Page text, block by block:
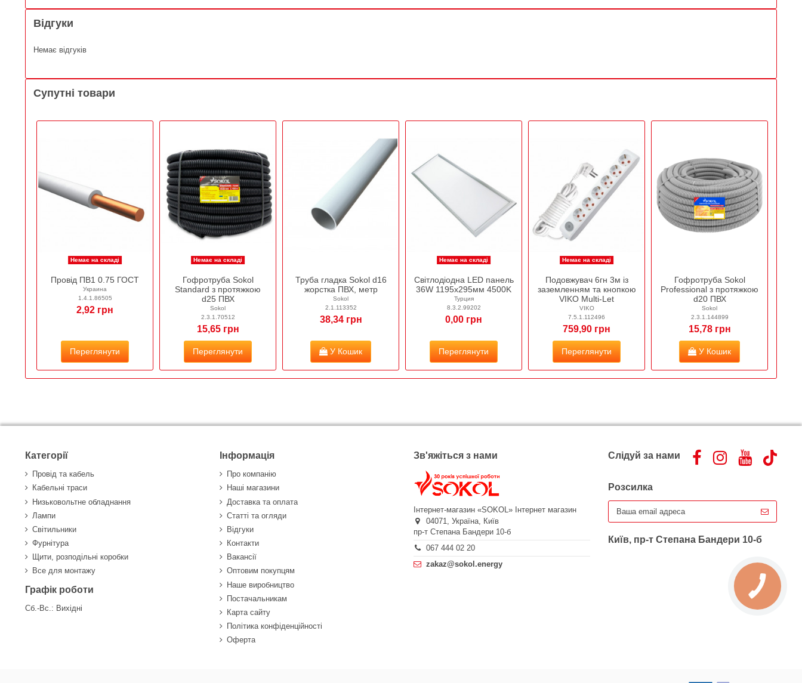
Відгуки
Немає відгуків
Супутні товари
Немає на складі
Провід ПВ1 0.75 ГОСТ
Украина
1.4.1.86505
2,92 грн
Переглянути
Немає на складі
Гофротруба Sokol
Standard з протяжкою
d25 ПВХ
Sokol
2.3.1.70512
15,65 грн
Переглянути
Труба гладка Sokol d16
жорстка ПВХ, метр
Sokol
2.1.113352
38,34 грн
У Кошик
Немає на складі
Світлодіодна LED панель
36W 1195х295мм 4500K
Турция
8.3.2.99202
0,00 грн
Переглянути
Немає на складі
Подовжувач 6гн 3м із
заземленням та кнопкою
VIKO Multi-Let
VIKO
7.5.1.112496
759,90 грн
Переглянути
Гофротруба Sokol
Professional з протяжкою
d20 ПВХ
Sokol
2.3.1.144899
15,78 грн
У Кошик
Категорії
Провід та кабель
Кабельні траси
Низьковольтне обладнання
Лампи
Світильники
Фурнітура
Щити, розподільні коробки
Все для монтажу
Графік роботи
Сб.-Вс.: Вихідні
Інформація
Про компанію
Наші магазини
Доставка та оплата
Статті та огляди
Відгуки
Контакти
Вакансії
Оптовим покупцям
Наше виробництво
Постачальникам
Карта сайту
Політика конфіденційності
Оферта
Зв'яжіться з нами
Інтернет-магазин «SOKOL» Інтернет магазин
04071,Україна,
Київ
пр-т Степана Бандери 10-б
067 444 02 20
zakaz@sokol.energy
Слідуй за нами
Розсилка
Київ, пр-т Степана Бандери 10-б